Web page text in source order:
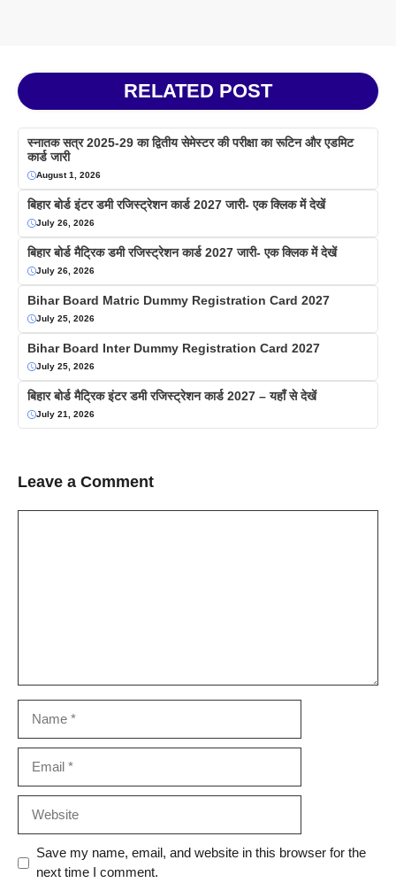
RELATED POST
स्नातक सत्र 2025-29 का द्वितीय सेमेस्टर की परीक्षा का रूटिन और एडमिट
कार्ड जारी
August 1, 2026
बिहार बोर्ड इंटर डमी रजिस्ट्रेशन कार्ड 2027 जारी- एक क्लिक में देखें
July 26, 2026
बिहार बोर्ड मैट्रिक डमी रजिस्ट्रेशन कार्ड 2027 जारी- एक क्लिक में देखें
July 26, 2026
Bihar Board Matric Dummy Registration Card 2027
July 25, 2026
Bihar Board Inter Dummy Registration Card 2027
July 25, 2026
बिहार बोर्ड मैट्रिक इंटर डमी रजिस्ट्रेशन कार्ड 2027 – यहाँ से देखें
July 21, 2026
Leave a Comment
Save my name, email, and website in this browser for the
next time I comment.